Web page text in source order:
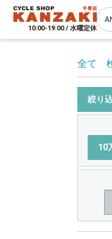
10:00-19:00 / 水曜定休
全て
絞り
10